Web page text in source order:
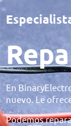
En
nuevo. Le
Podemos